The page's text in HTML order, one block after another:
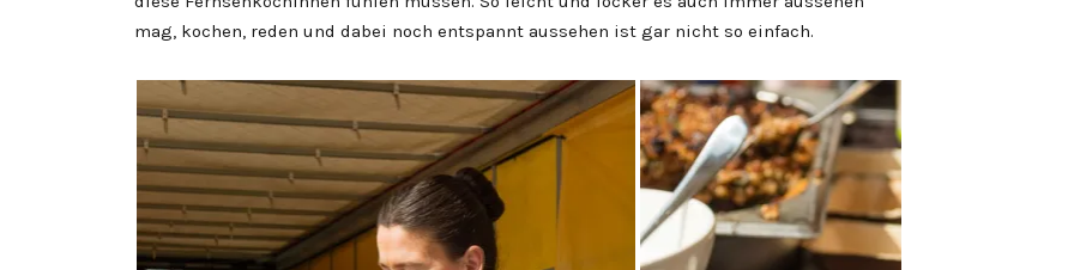
mag, kochen, reden und dabei noch entspannt aussehen ist gar nicht so einfach.